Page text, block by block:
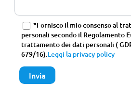
*Fornisco il mio consenso al
personali secondo il Regolamento
trattamento dei dati personali (
679/16). Leggi la privacy policy